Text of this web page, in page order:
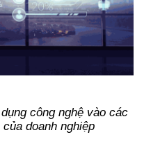
công nghệ vào các
doanh nghiệp